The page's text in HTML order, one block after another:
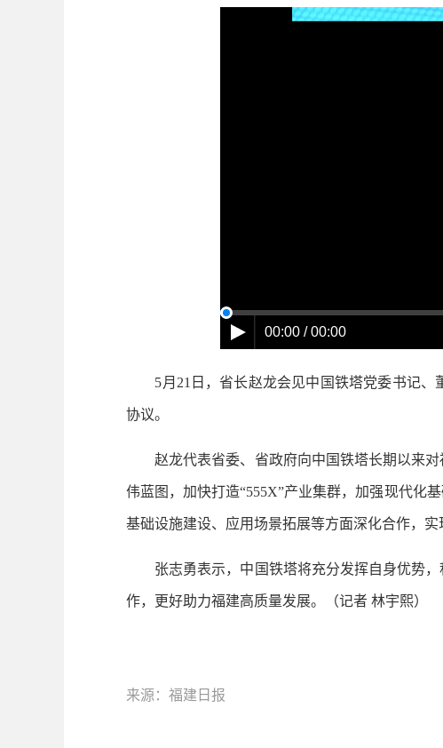
00:00 / 00:00
5月21日，省长赵龙会见中国铁塔党委书记、
协议。
赵龙代表省委、省政府向中国铁塔长期以来对
伟蓝图，加快打造“555X”产业集群，加强现代化
基础设施建设、应用场景拓展等方面深化合作，
张志勇表示，中国铁塔将充分发挥自身优势，
作，更好助力福建高质量发展。 （记者 林宇熙）
来源：福建日报